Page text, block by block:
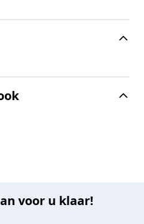
voor u klaar!